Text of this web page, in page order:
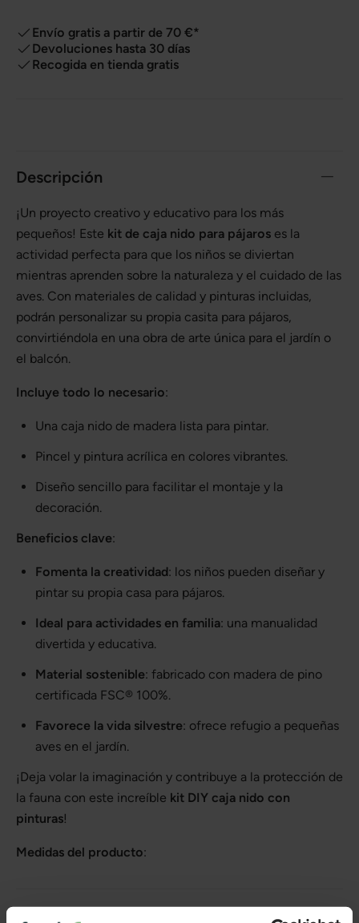
Envío gratis a partir de 70 €*
Devoluciones hasta 30 días
Recogida en tienda gratis
Descripción
¡Un proyecto creativo y educativo para los más
pequeños! Este kit de caja nido para pájaros es la
actividad perfecta para que los niños se diviertan
mientras aprenden sobre la naturaleza y el cuidado de las
aves. Con materiales de calidad y pinturas incluidas,
podrán personalizar su propia casita para pájaros,
convirtiéndola en una obra de arte única para el jardín o
el balcón.
Incluye todo lo necesario:
Una caja nido de madera lista para pintar.
Pincel y pintura acrílica en colores vibrantes.
Diseño sencillo para facilitar el montaje y la
decoración.
Beneficios clave:
Fomenta la creatividad: los niños pueden diseñar y
pintar su propia casa para pájaros.
Ideal para actividades en familia: una manualidad
divertida y educativa.
Material sostenible: fabricado con madera de pino
certificada FSC® 100%.
Favorece la vida silvestre: ofrece refugio a pequeñas
aves en el jardín.
¡Deja volar la imaginación y contribuye a la protección de
la fauna con este increíble kit DIY caja nido con
pinturas!
Medidas del producto: